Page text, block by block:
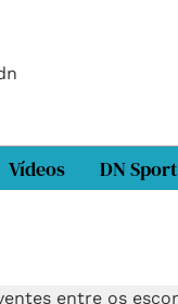
Vídeos DN Sport